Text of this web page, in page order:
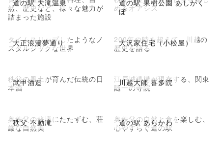
道の駅 大滝温泉
然、歴史など、様々な魅力が
詰まった施設
道の駅 果樹公園 あしがく
ぼ
めるオアシス
大正浪漫夢通り
タイムスリップしたようなノ
スタルジックな世界
大沢家住宅（小松屋）
200年の時を超えて、川越の
歴史を語る
武甲酒造
秩父の風土が育んだ伝統の日
本酒
川越大師 喜多院
江戸城遺構が現存する、関東
随一の寺院
秩父 不動滝
奥秩父の秘境にたたずむ、荘
厳な自然美
道の駅 あらかわ
奥秩父の自然と食を楽しむ、
心やすらぐ道の駅